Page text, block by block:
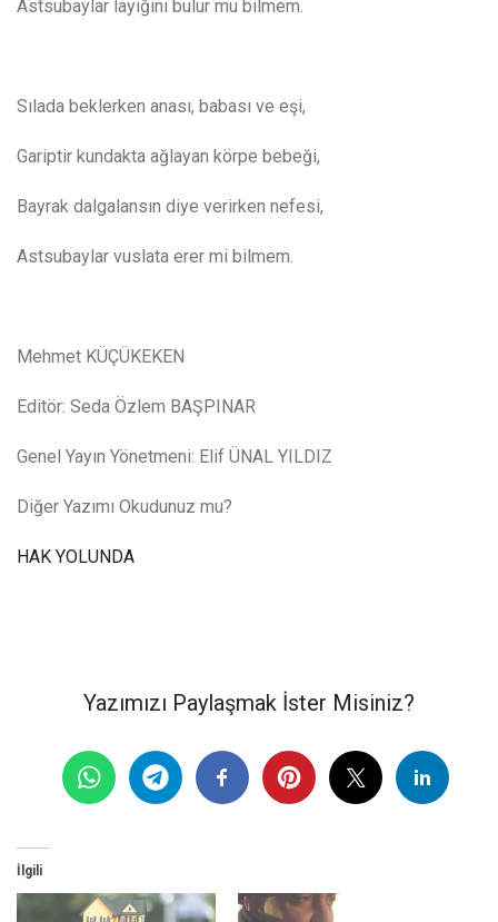
Astsubaylar layığını bulur mu bilmem.
Sılada beklerken anası, babası ve eşi,
Gariptir kundakta ağlayan körpe bebeği,
Bayrak dalgalansın diye verirken nefesi,
Astsubaylar vuslata erer mi bilmem.
Mehmet KÜÇÜKEKEN
Editör: Seda Özlem BAŞPINAR
Genel Yayın Yönetmeni: Elif ÜNAL YILDIZ
Diğer Yazımı Okudunuz mu?
HAK YOLUNDA
Yazımızı Paylaşmak İster Misiniz?
İlgili